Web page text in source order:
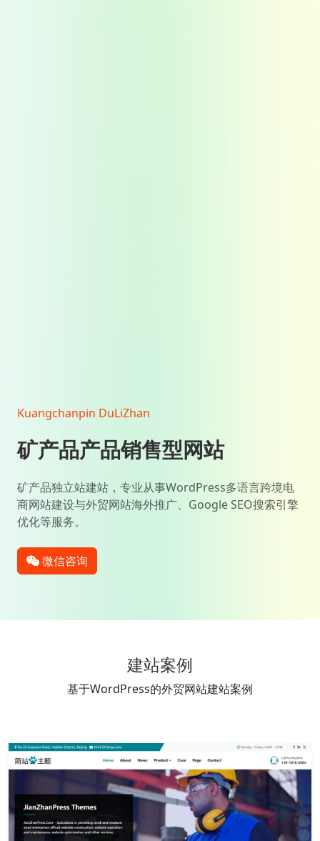
Kuangchanpin DuLiZhan
矿产品产品销售型网站
矿产品独立站建站，专业从事WordPress多语言跨境电
商网站建设与外贸网站海外推广、Google SEO搜索引擎
优化等服务。
微信咨询
建站案例
基于WordPress的外贸网站建站案例